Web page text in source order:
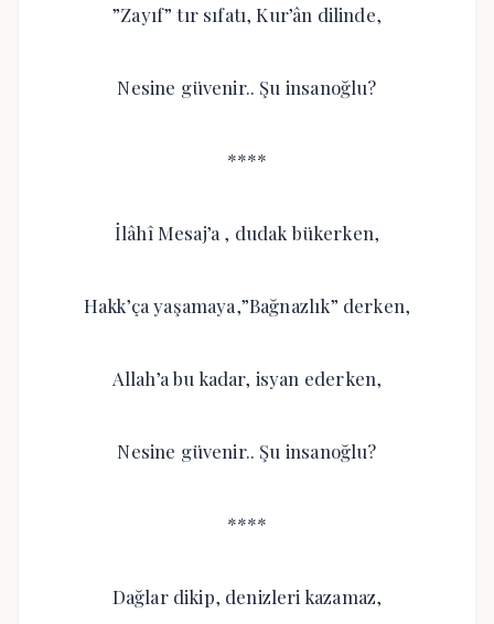
”Zayıf” tır sıfatı, Kur’ân dilinde,
Nesine güvenir.. Şu insanoğlu?
****
İlâhî Mesaj’a , dudak bükerken,
Hakk’ça yaşamaya,”Bağnazlık” derken,
Allah’a bu kadar, isyan ederken,
Nesine güvenir.. Şu insanoğlu?
****
Dağlar dikip, denizleri kazamaz,